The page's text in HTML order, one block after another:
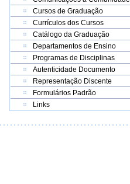
Cursos de Graduação
Currículos dos Cursos
Catálogo da Graduação
Departamentos de Ensino
Programas de Disciplinas
Autenticidade Documento
Representação Discente
Formulários Padrão
Links